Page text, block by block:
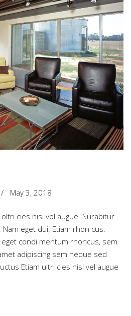
May 3, 2018
cies nisi vol augue. Surabitur
eget dui. Etiam rhon cus.
condi mentum rhoncus, sem
adipiscing sem neque sed
Etiam ultri cies nisi vel augue